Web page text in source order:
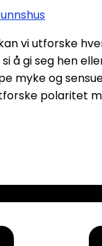
vi utforske
å gi seg hen
myke og
polaritet